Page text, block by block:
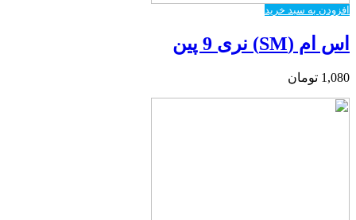
افزودن به سبد خرید
اس ام (SM) نری 9 پین
1,080 تومان